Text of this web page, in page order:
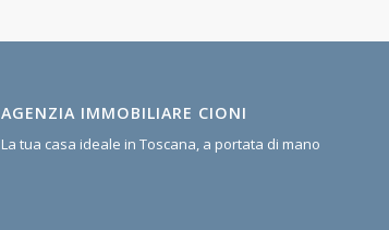
AGENZIA IMMOBILIARE CIONI
La tua casa ideale in Toscana, a portata di mano